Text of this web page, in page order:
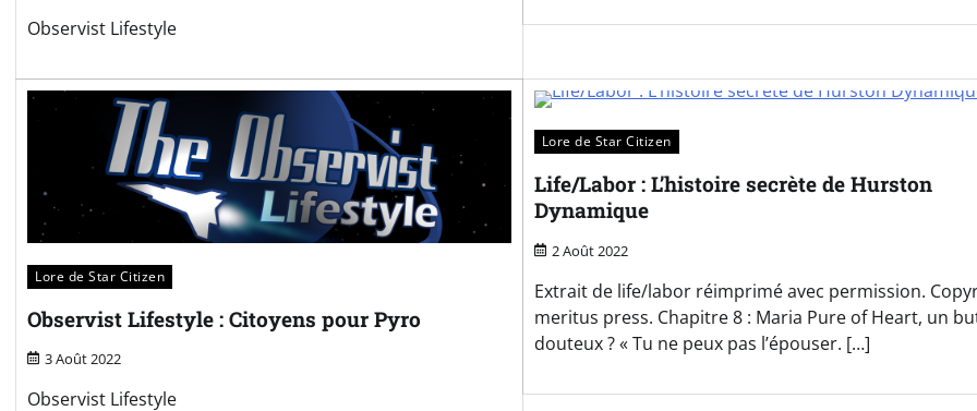
Observist Lifestyle
Lore de Star Citizen
Observist Lifestyle : Citoyens pour Pyro
3 Août 2022
Observist Lifestyle
Lore de Star Citizen
Life/Labor : L’histoire secrète de Hurston
Dynamique
2 Août 2022
Extrait de life/labor réimprimé avec permission.
meritus press. Chapitre 8 : Maria Pure of Heart, un
douteux ? « Tu ne peux pas l’épouser. […]